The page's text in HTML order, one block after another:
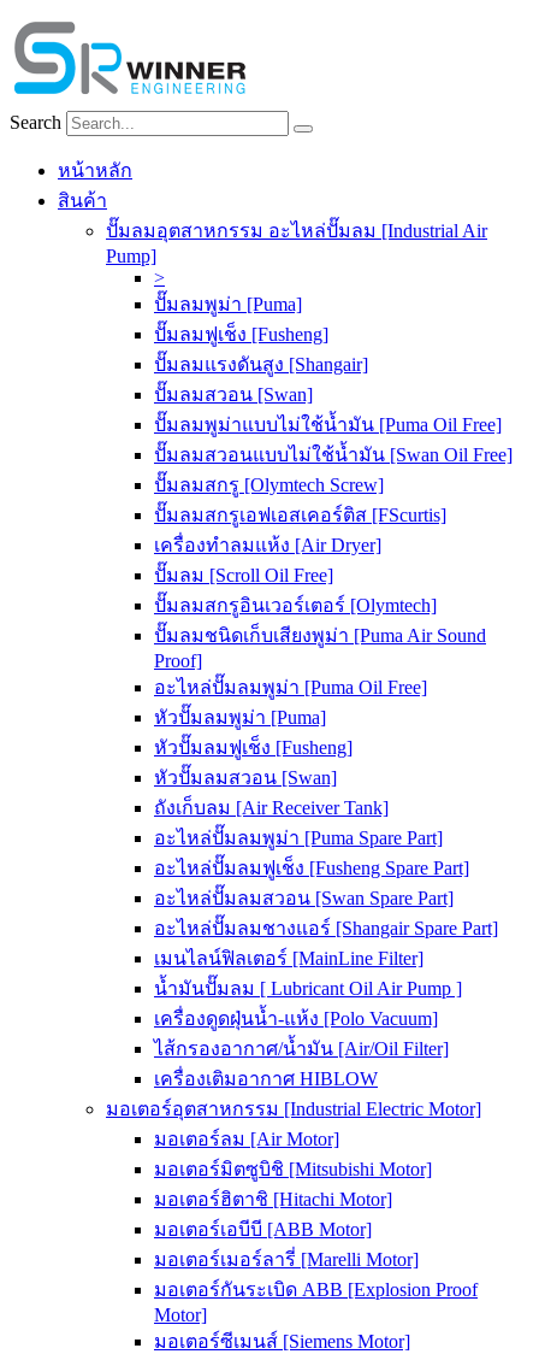
Skip
to
content
Search
หน้าหลัก
สินค้า
ปั๊มลมอุตสาหกรรม อะไหล่ปั๊มลม [Industrial Air
Pump]
>
ปั๊มลมพูม่า [Puma]
ปั๊มลมฟูเช็ง [Fusheng]
ปั๊มลมแรงดันสูง [Shangair]
ปั๊มลมสวอน [Swan]
ปั๊มลมพูม่าแบบไม่ใช้น้ำมัน [Puma Oil Free]
ปั๊มลมสวอนแบบไม่ใช้น้ำมัน [Swan Oil Free]
ปั๊มลมสกรู [Olymtech Screw]
ปั๊มลมสกรูเอฟเอสเคอร์ติส [FScurtis]
เครื่องทำลมแห้ง [Air Dryer]
ปั๊มลม [Scroll Oil Free]
ปั๊มลมสกรูอินเวอร์เตอร์ [Olymtech]
ปั๊มลมชนิดเก็บเสียงพูม่า [Puma Air Sound
Proof]
อะไหล่ปั๊มลมพูม่า [Puma Oil Free]
หัวปั๊มลมพูม่า [Puma]
หัวปั๊มลมฟูเช็ง [Fusheng]
หัวปั๊มลมสวอน [Swan]
ถังเก็บลม [Air Receiver Tank]
อะไหล่ปั๊มลมพูม่า [Puma Spare Part]
อะไหล่ปั๊มลมฟูเช็ง [Fusheng Spare Part]
อะไหล่ปั๊มลมสวอน [Swan Spare Part]
อะไหล่ปั๊มลมชางแอร์ [Shangair Spare Part]
เมนไลน์ฟิลเตอร์ [MainLine Filter]
น้ำมันปั๊มลม [ Lubricant Oil Air Pump ]
เครื่องดูดฝุ่นน้ำ-แห้ง [Polo Vacuum]
ไส้กรองอากาศ/น้ำมัน [Air/Oil Filter]
เครื่องเติมอากาศ HIBLOW
มอเตอร์อุตสาหกรรม [Industrial Electric Motor]
มอเตอร์ลม [Air Motor]
มอเตอร์มิตซูบิชิ [Mitsubishi Motor]
มอเตอร์ฮิตาชิ [Hitachi Motor]
มอเตอร์เอบีบี [ABB Motor]
มอเตอร์เมอร์ลารี่ [Marelli Motor]
มอเตอร์กันระเบิด ABB [Explosion Proof
Motor]
มอเตอร์ซีเมนส์ [Siemens Motor]